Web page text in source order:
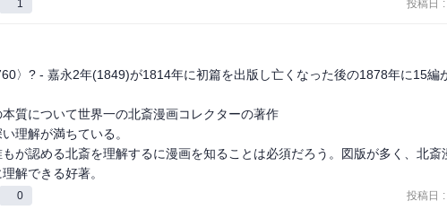
1 投稿日 :
〉? - 嘉永2年(1849)が1814年に初篇を出版し亡くなった後の1878年に15編
質について世界一の北斎漫画コレクターの著作
理解が満ちている。
が認める北斎を理解するに漫画を知ることは必須だろう。図版が多く、北斎
解できる好著。
0 投稿日 :